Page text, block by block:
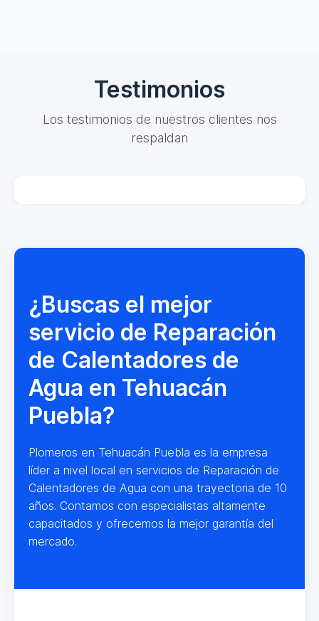
Testimonios
Los testimonios de nuestros clientes nos
respaldan
¿Buscas el mejor
servicio de Reparación
de Calentadores de
Agua en Tehuacán
Puebla?
Plomeros en Tehuacán Puebla es la empresa
líder a nivel local en servicios de Reparación de
Calentadores de Agua con una trayectoria de 10
años. Contamos con especialistas altamente
capacitados y ofrecemos la mejor garantía del
mercado.